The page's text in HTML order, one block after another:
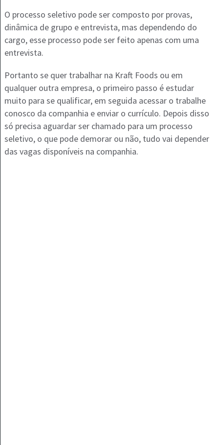
O processo seletivo pode ser composto por provas,
dinâmica de grupo e entrevista, mas dependendo do
cargo, esse processo pode ser feito apenas com uma
entrevista.
Portanto se quer trabalhar na Kraft Foods ou em
qualquer outra empresa, o primeiro passo é estudar
muito para se qualificar, em seguida acessar o trabalhe
conosco da companhia e enviar o currículo. Depois disso
só precisa aguardar ser chamado para um processo
seletivo, o que pode demorar ou não, tudo vai depender
das vagas disponíveis na companhia.